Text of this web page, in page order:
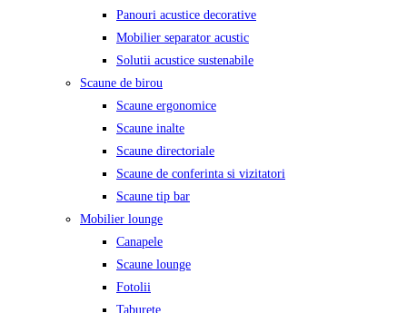
Panouri acustice decorative
Mobilier separator acustic
Solutii acustice sustenabile
Scaune de birou
Scaune ergonomice
Scaune inalte
Scaune directoriale
Scaune de conferinta si vizitatori
Scaune tip bar
Mobilier lounge
Canapele
Scaune lounge
Fotolii
Taburete